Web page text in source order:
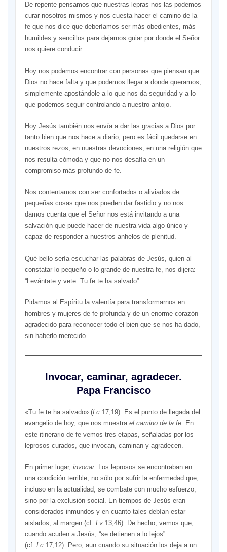
De repente pensamos que nuestras lepras nos las podemos
curar nosotros mismos y nos cuesta hacer el camino de la
fe que nos dice que deberíamos ser más obedientes, más
humildes y sencillos para dejarnos guiar por donde el Señor
nos quiere conducir.
Hoy nos podemos encontrar con personas que piensan que
Dios no hace falta y que podemos llegar a donde queramos,
simplemente apostándole a lo que nos da seguridad y a lo
que podemos seguir controlando a nuestro antojo.
Hoy Jesús también nos envía a dar las gracias a Dios por
tanto bien que nos hace a diario, pero es fácil quedarse en
nuestros rezos, en nuestras devociones, en una religión que
nos resulta cómoda y que no nos desafía en un
compromiso más profundo de fe.
Nos contentamos con ser confortados o aliviados de
pequeñas cosas que nos pueden dar fastidio y no nos
damos cuenta que el Señor nos está invitando a una
salvación que puede hacer de nuestra vida algo único y
capaz de responder a nuestros anhelos de plenitud.
Qué bello sería escuchar las palabras de Jesús, quien al
constatar lo pequeño o lo grande de nuestra fe, nos dijera:
“Levántate y vete. Tu fe te ha salvado”.
Pidamos al Espíritu la valentía para transformarnos en
hombres y mujeres de fe profunda y de un enorme corazón
agradecido para reconocer todo el bien que se nos ha dado,
sin haberlo merecido.
Invocar, caminar, agradecer.
Papa Francisco
«Tu fe te ha salvado» (Lc17,19). Es el punto de llegada del
evangelio de hoy, que nos muestra el camino de la fe. En
este itinerario de fe vemos tres etapas, señaladas por los
leprosos curados, que invocan, caminan y agradecen.
En primer lugar, invocar. Los leprosos se encontraban en
una condición terrible, no sólo por sufrir la enfermedad que,
incluso en la actualidad, se combate con mucho esfuerzo,
sino por la exclusión social. En tiempos de Jesús eran
considerados inmundos y en cuanto tales debían estar
aislados, al margen (cf. Lv13,46). De hecho, vemos que,
cuando acuden a Jesús, “se detienen a lo lejos”
(cf. Lc17,12). Pero, aun cuando su situación los deja a un